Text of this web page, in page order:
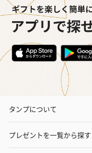
タンプについて
プレゼントを一覧から探す